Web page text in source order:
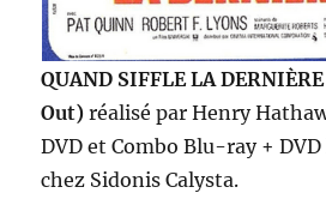
QUAND SIFFLE LA
Out)réalisé par Henry
DVD et Combo Blu-ray +
chez Sidonis Calysta.